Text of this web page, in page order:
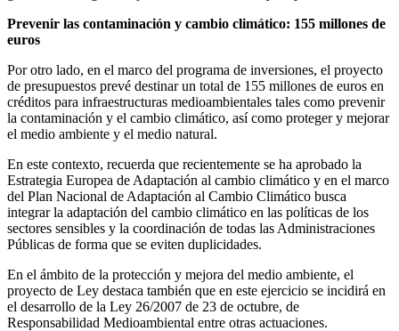
Prevenir las contaminación y cambio climático: 155 millones de
euros
Por otro lado, en el marco del programa de inversiones, el proyecto
de presupuestos prevé destinar un total de 155 millones de euros en
créditos para infraestructuras medioambientales tales como prevenir
la contaminación y el cambio climático, así como proteger y mejorar
el medio ambiente y el medio natural.
En este contexto, recuerda que recientemente se ha aprobado la
Estrategia Europea de Adaptación al cambio climático y en el marco
del Plan Nacional de Adaptación al Cambio Climático busca
integrar la adaptación del cambio climático en las políticas de los
sectores sensibles y la coordinación de todas las Administraciones
Públicas de forma que se eviten duplicidades.
En el ámbito de la protección y mejora del medio ambiente, el
proyecto de Ley destaca también que en este ejercicio se incidirá en
el desarrollo de la Ley 26/2007 de 23 de octubre, de
Responsabilidad Medioambiental entre otras actuaciones.